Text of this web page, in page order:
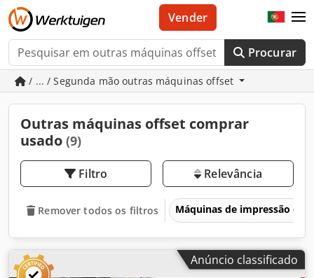
Procurar
Vender
/ ... / Segunda mão outras máquinas offset
Outras máquinas offset comprar
usado (9)
Filtro Relevância
Remover todos os filtros Máquinas de impressão e
Anúncio classificado